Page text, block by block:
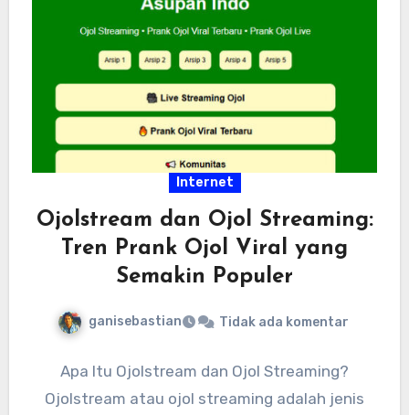
Internet
Ojolstream dan Ojol Streaming:
Tren Prank Ojol Viral yang
Semakin Populer
ganisebastian Tidak ada komentar
Apa Itu Ojolstream dan Ojol Streaming?
Ojolstream atau ojol streaming adalah jenis